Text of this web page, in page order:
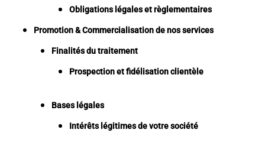
Obligations légales et règlementaires
Promotion & Commercialisation de nos services
Finalités du traitement
Prospection et fidélisation clientèle
Bases légales
Intérêts légitimes de votre société